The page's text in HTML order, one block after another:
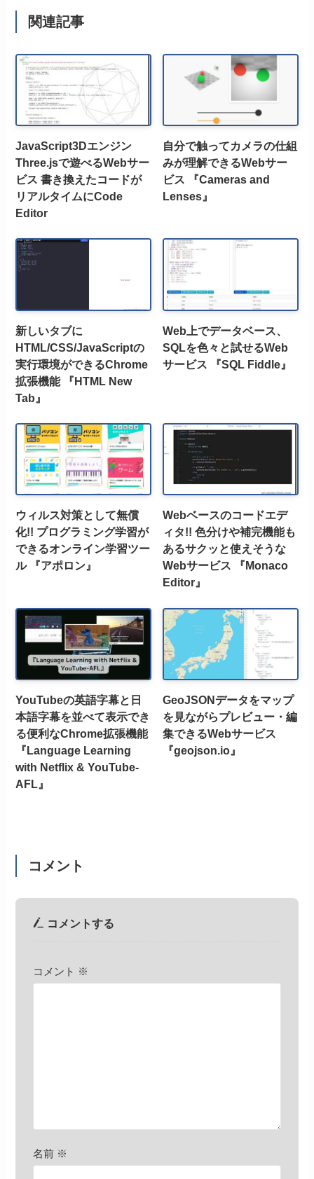
関連記事
JavaScript3Dエンジン
Three.jsで遊べるWebサー
ビス 書き換えたコードが
リアルタイムにCode
Editor
自分で触ってカメラの仕組
みが理解できるWebサー
ビス 『Cameras and
Lenses』
新しいタブに
HTML/CSS/JavaScriptの
実行環境ができるChrome
拡張機能 『HTML New
Tab』
Web上でデータベース、
SQLを色々と試せるWeb
サービス 『SQL Fiddle』
ウィルス対策として無償
化!! プログラミング学習が
できるオンライン学習ツー
ル 『アポロン』
Webベースのコードエデ
ィタ!! 色分けや補完機能も
あるサクッと使えそうな
Webサービス 『Monaco
Editor』
YouTubeの英語字幕と日
本語字幕を並べて表示でき
る便利なChrome拡張機能
『Language Learning
with Netflix & YouTube-
AFL』
GeoJSONデータをマップ
を見ながらプレビュー・編
集できるWebサービス
『geojson.io』
コメント
コメントする
コメント ※
名前 ※